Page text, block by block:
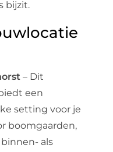
bijzit.
– Dit
een
setting voor je
boomgaarden,
als